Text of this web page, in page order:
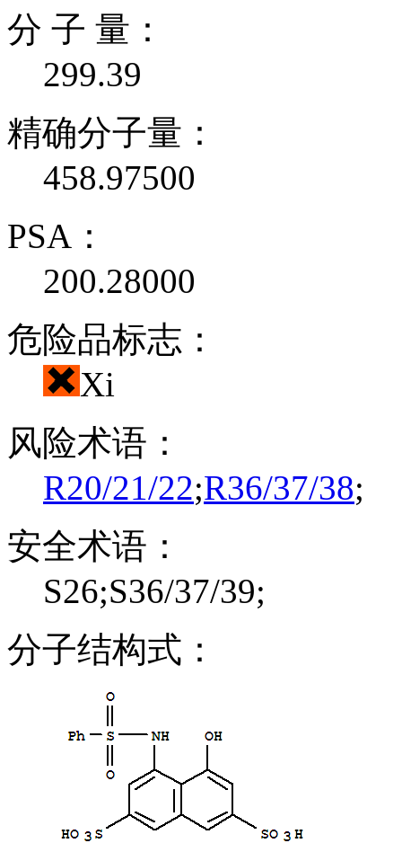
分 子 量：
299.39
精确分子量：
458.97500
PSA：
200.28000
危险品标志：
Xi
风险术语：
R20/21/22;R36/37/38;
安全术语：
S26;S36/37/39;
分子结构式：